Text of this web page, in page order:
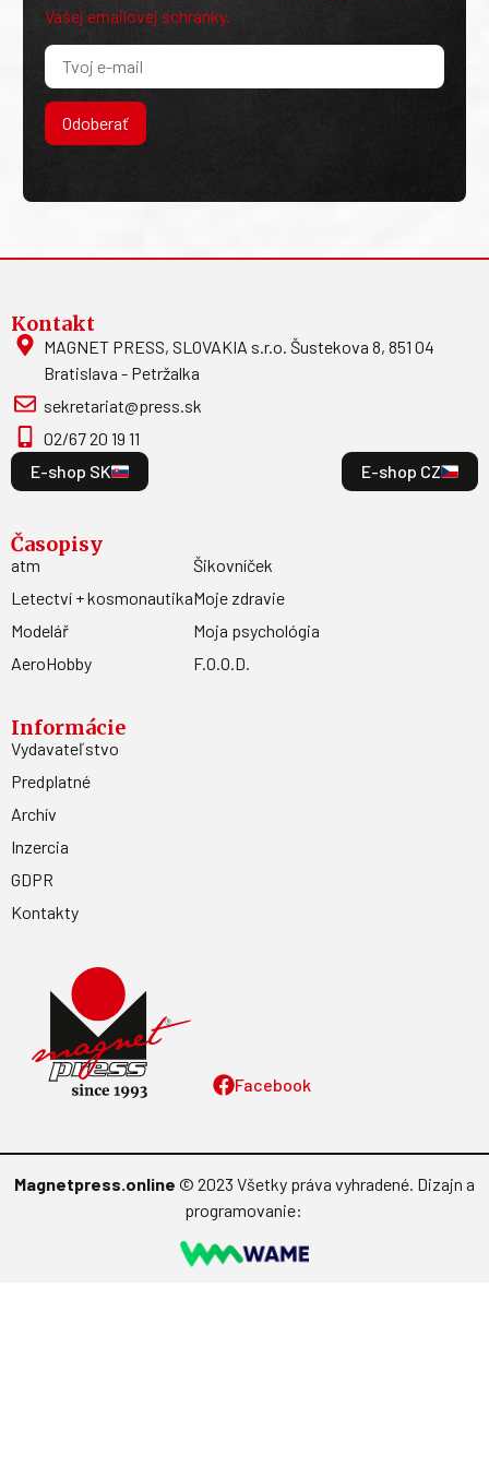
Vašej emailovej schránky.
Odoberať
Facebook
Kontakt
MAGNET PRESS, SLOVAKIA s.r.o. Šustekova 8, 851 04
Bratislava - Petržalka
sekretariat@press.sk
02/67 20 19 11
E-shop SK
E-shop CZ
Časopisy
atm
Letectví + kosmonautika
Modelář
AeroHobby
Šikovníček
Moje zdravie
Moja psychológia
F.O.O.D.
Informácie
Vydavateľstvo
Predplatné
Archív
Inzercia
GDPR
Kontakty
Magnetpress.online © 2023 Všetky práva vyhradené. Dizajn a
programovanie: